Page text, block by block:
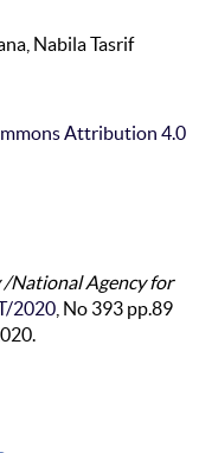
Nabila Tasrif
Attribution 4.0
/National Agency for
2020 , No 393 pp.89